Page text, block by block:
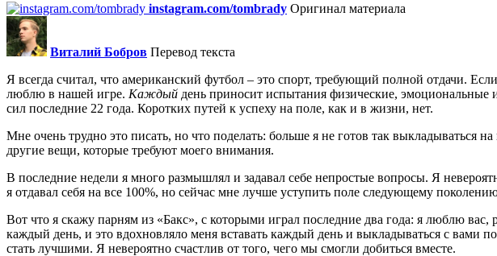
instagram.com/tombrady Оригинал материала
Виталий Бобров Перевод текста
Я всегда считал, что американский футбол – это спорт, требующий полной отдачи.
люблю в нашей игре. Каждый день приносит испытания физические, эмоциональные
сил последние 22 года. Коротких путей к успеху на поле, как и в жизни, нет.
Мне очень трудно это писать, но что поделать: больше я не готов так
другие вещи, которые требуют моего внимания.
В последние недели я много размышлял и задавал себе непростые вопросы. Я
я отдавал себя на все 100%, но сейчас мне лучше уступить поле следующему
Вот что я скажу парням из «Бакс», с которыми играл последние два года: я люблю
каждый день, и это вдохновляло меня вставать каждый день и выкладываться с вами
стать лучшими. Я невероятно счастлив от того, чего мы смогли добиться вместе.